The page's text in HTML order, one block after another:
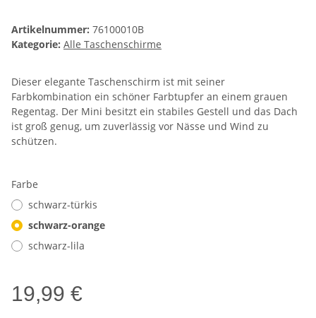
Artikelnummer: 76100010B
Kategorie: Alle Taschenschirme
Dieser elegante Taschenschirm ist mit seiner
Farbkombination ein schöner Farbtupfer an einem grauen
Regentag. Der Mini besitzt ein stabiles Gestell und das Dach
ist groß genug, um zuverlässig vor Nässe und Wind zu
schützen.
Farbe
schwarz-türkis
schwarz-orange
schwarz-lila
19,99 €